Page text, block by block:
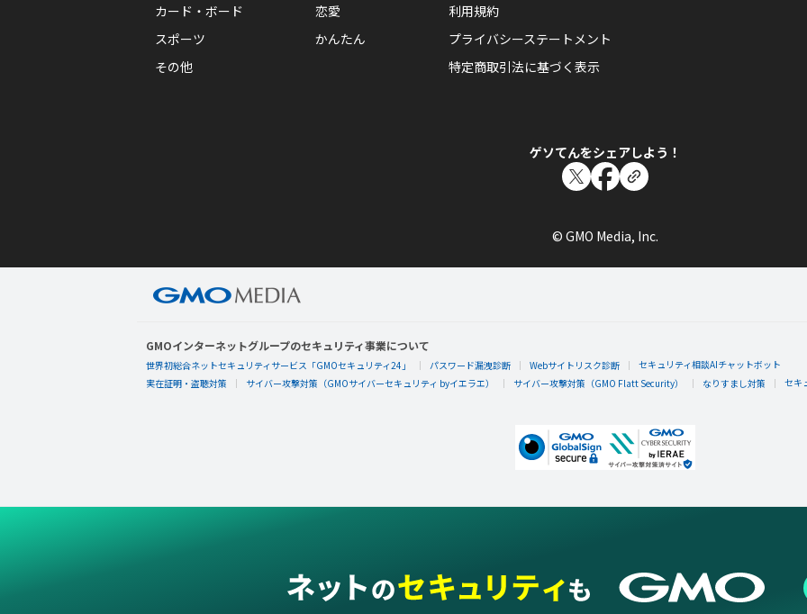
カード・ボード
恋愛
スポーツ
かんたん
その他
利用規約
プライバシーステートメント
特定商取引法に基づく表示
ゲソてんをシェアしよう！
© GMO Media, Inc.
GMOインターネットグループのセキュリティ事業について
世界初総合ネットセキュリティサービス「GMOセキュリティ24」 パスワード漏洩診断 Webサイトリスク診断
セキュリティ相談AIチャットボット
実在証明・盗聴対策
サイバー攻撃対策（GMOサイバーセキュリティ byイエラエ） サイバー攻撃対策（GMO Flatt Security） なりすまし対策 セキ